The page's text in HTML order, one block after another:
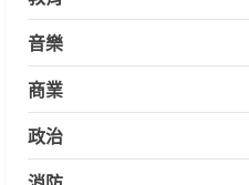
音樂
商業
政治